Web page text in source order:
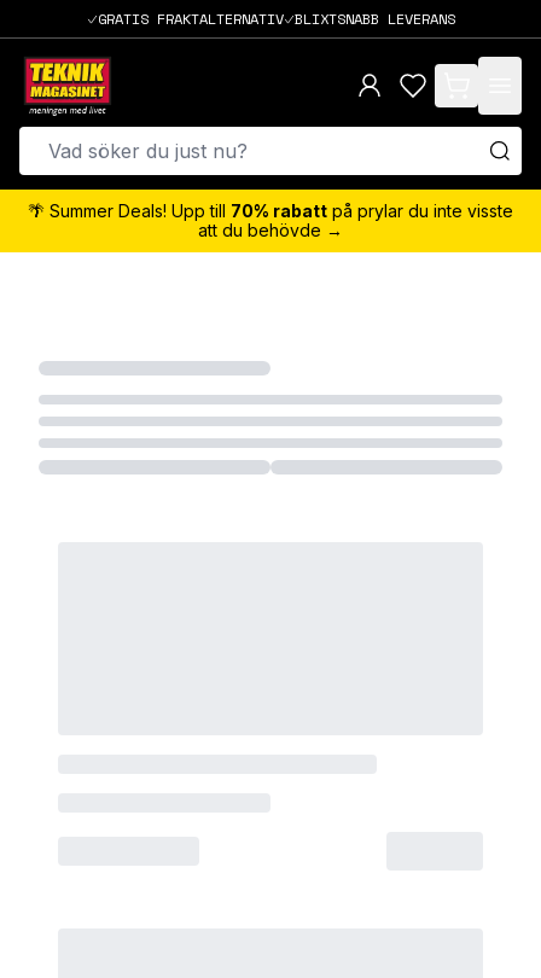
GRATIS FRAKTALTERNATIV BLIXTSNABB LEVERANS
items in cart,
🌴 Summer Deals! Upp till 70% rabatt på prylar du inte visste
att du behövde →